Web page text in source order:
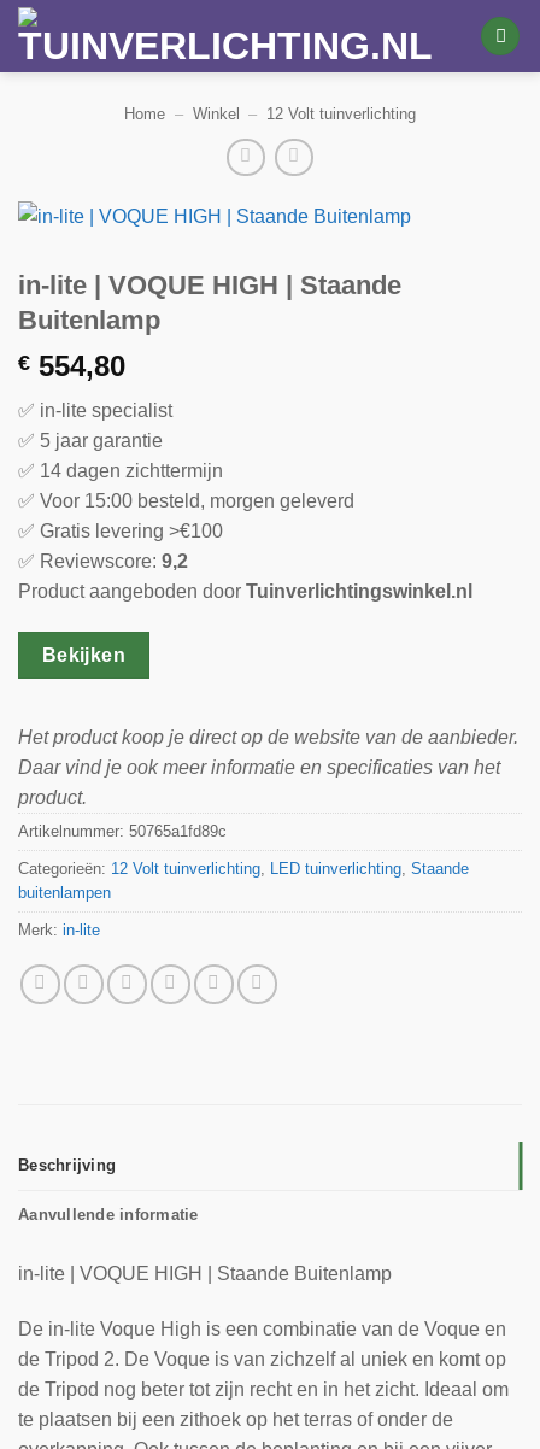
Ga
naar
inhoud
Home – Winkel – 12 Volt tuinverlichting
in-lite | VOQUE HIGH | Staande
Buitenlamp
€ 554,80
✅ in-lite specialist
✅ 5 jaar garantie
✅ 14 dagen zichttermijn
✅ Voor 15:00 besteld, morgen geleverd
✅ Gratis levering >€100
✅ Reviewscore: 9,2
Product aangeboden door Tuinverlichtingswinkel.nl
Bekijken
Het product koop je direct op de website van de aanbieder.
Daar vind je ook meer informatie en specificaties van het
product.
Artikelnummer: 50765a1fd89c
Categorieën: 12 Volt tuinverlichting, LED tuinverlichting, Staande
buitenlampen
Merk: in-lite
Beschrijving
Aanvullende informatie
in-lite | VOQUE HIGH | Staande Buitenlamp
De in-lite Voque High is een combinatie van de Voque en
de Tripod 2. De Voque is van zichzelf al uniek en komt op
de Tripod nog beter tot zijn recht en in het zicht. Ideaal om
te plaatsen bij een zithoek op het terras of onder de